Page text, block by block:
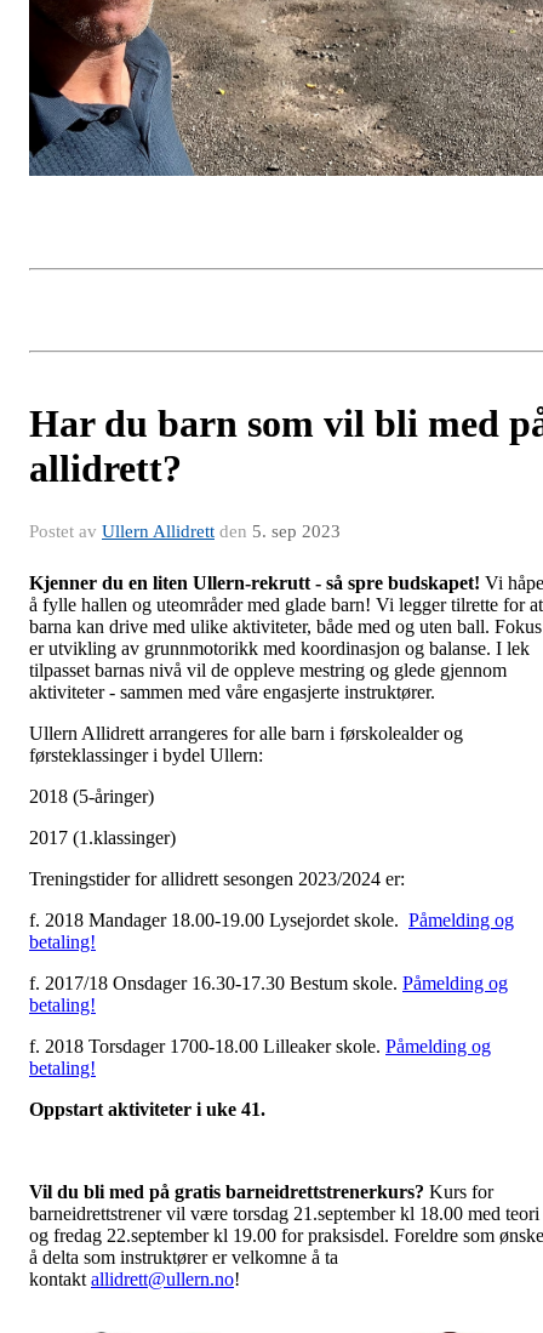
Har du barn som vil bli med
allidrett?
Postet av Ullern Allidrett den 5. sep 2023
Kjenner du en liten Ullern-rekrutt - så spre budskapet! Vi
å fylle hallen og uteområder med glade barn! Vi legger tilrette for at
barna kan drive med ulike aktiviteter, både med og uten ball. Fokus
er utvikling av grunnmotorikk med koordinasjon og balanse. I lek
tilpasset barnas nivå vil de oppleve mestring og glede gjennom
aktiviteter - sammen med våre engasjerte instruktører.
Ullern Allidrett arrangeres for alle barn i førskolealder og
førsteklassinger i bydel Ullern:
2018 (5-åringer)
2017 (1.klassinger)
Treningstider for allidrett sesongen 2023/2024 er:
f. 2018 Mandager 18.00-19.00 Lysejordet skole. Påmelding og
betaling!
f. 2017/18 Onsdager 16.30-17.30 Bestum skole. Påmelding og
betaling!
f. 2018 Torsdager 1700-18.00 Lilleaker skole. Påmelding og
betaling!
Oppstart aktiviteter i uke 41.
Vil du bli med på gratis barneidrettstrenerkurs? Kurs for
barneidrettstrener vil være torsdag 21.september kl 18.00 med teori
og fredag 22.september kl 19.00 for praksisdel. Foreldre som
å delta som instruktører er velkomne å ta
kontakt allidrett@ullern.no!